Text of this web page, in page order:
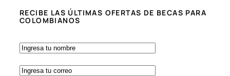
RECIBE LAS ÚLTIMAS OFERTAS DE BECAS PARA
COLOMBIANOS